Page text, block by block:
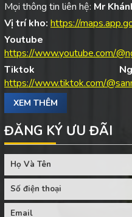
Mọi thông tin liên hệ: Mr
Vị trí kho: https://
https://www.youtube.com/
Tiktok
https://www.tiktok.com/
XEM THÊM
ĐĂNG KÝ ƯU ĐÃI